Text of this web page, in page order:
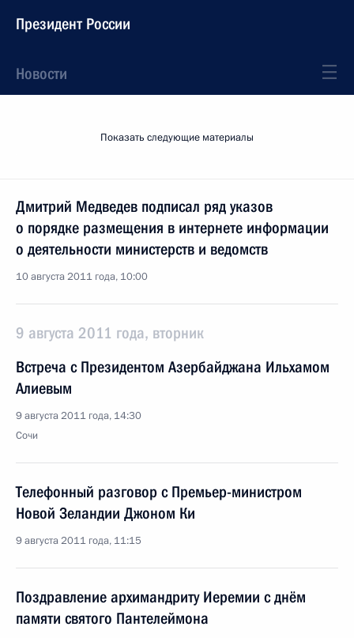
Президент России
Новости
Показать следующие материалы
Дмитрий Медведев подписал ряд указов
о порядке размещения в интернете информации
о деятельности министерств и ведомств
10 августа 2011 года, 10:00
9 августа 2011 года, вторник
Встреча с Президентом Азербайджана Ильхамом
Алиевым
9 августа 2011 года, 14:30
Сочи
Телефонный разговор с Премьер-министром
Новой Зеландии Джоном Ки
9 августа 2011 года, 11:15
Поздравление архимандриту Иеремии с днём
памяти святого Пантелеймона